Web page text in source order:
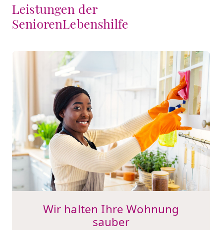
Leistungen der
SeniorenLebenshilfe
Wir halten Ihre Wohnung
sauber